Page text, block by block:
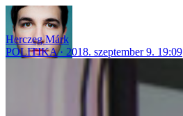
Herczeg Márk
POLITIKA
2018. szeptember 9. 19:09